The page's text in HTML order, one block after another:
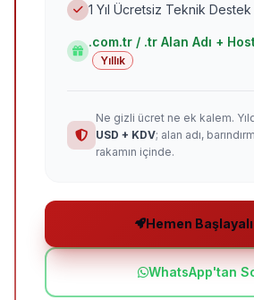
1 Yıl Ücretsiz Teknik Destek
.com.tr / .tr Alan Adı +
Yıllık
Ne gizli ücret ne ek kalem.
USD + KDV; alan adı,
rakamın içinde.
Hemen
WhatsApp'tan